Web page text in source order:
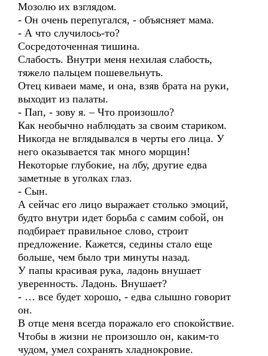
Мозолю их взглядом.
- Он очень перепугался, - объясняет мама.
- А что случилось-то?
Сосредоточенная тишина.
Слабость. Внутри меня нехилая слабость,
тяжело пальцем пошевельнуть.
Отец киваеи маме, и она, взяв брата на руки,
выходит из палаты.
- Пап, - зову я. – Что произошло?
Как необычно наблюдать за своим стариком.
Никогда не вглядывался в черты его лица. У
него оказывается так много морщин!
Некоторые глубокие, на лбу, другие едва
заметные в уголках глаз.
- Сын.
А сейчас его лицо выражает столько эмоций,
будто внутри идет борьба с самим собой, он
подбирает правильное слово, строит
предложение. Кажется, седины стало еще
больше, чем было три минуты назад.
У папы красивая рука, ладонь внушает
уверенность. Ладонь. Внушает?
- … все будет хорошо, - едва слышно говорит
он.
В отце меня всегда поражало его спокойствие.
Чтобы в жизни не произошло он, каким-то
чудом, умел сохранять хладнокровие.